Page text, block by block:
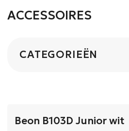
ACCESSOIRES
CATEGORIEËN
Beon B103D Junior wit